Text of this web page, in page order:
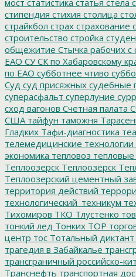
стипендия стихия столица
страйкбол страх страхование
строительство стройка
общежитие Стычка рабочих с
ЕАО СУ СК по Хабаровскому
по ЕАО субботнее чтиво
Суд суд присяжных судебные
суперасфальт суперлуние
сход вагонов Счетная палата
США тайфун таможня
Гладких Тафи-диагностика
телемедицинские технологии
экономика тепловоз тепловые
Теплоозерск Теплоозёрск
Теплоозерский цементный
территория действий
технологический_техникум
Тихомиров ТКО Тлустенко
тонкий лед Тонких ТОР
центр тос Тотальный диктант
трагедия в Забайкалье
трансграничный российско-
Транснефть транспортная